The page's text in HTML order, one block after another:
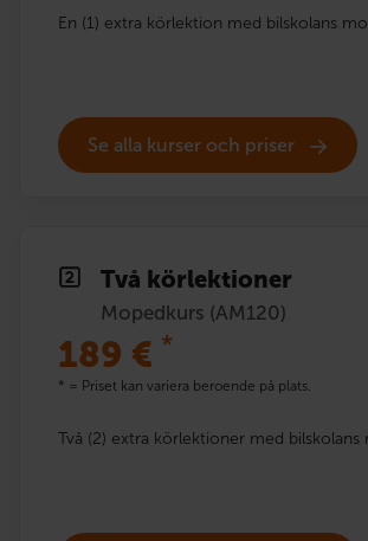
En (1) extra körlektion med bilskolans
Se alla kurser och priser
Två körlektioner
Mopedkurs (AM120)
189 € *
* = Priset kan variera beroende på plats.
Två (2) extra körlektioner med bilskolans